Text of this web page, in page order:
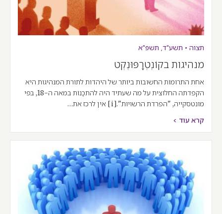
תצוה • תשע"ד, תשפ"א
מנהיגות בקוֹנְטְרָפּוּנְקְט
אחת התרומות החשובות ביותר של היהדות לתורת המנהיגות היא
הקפדתה החלוצית על מה שעתיד היה להתכַּנוֹת במאה ה-18, בפי
מונטסקייה, "הפרדת הרשויות".[i] אין לרכז את…
קרא עוד >